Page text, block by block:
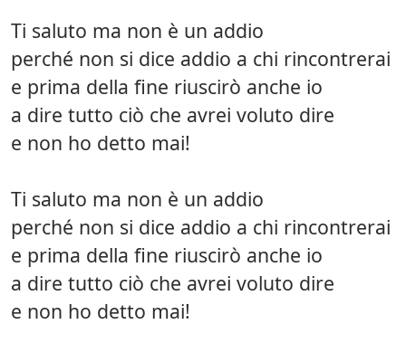
Ti saluto ma non è un addio
perché non si dice addio a chi rincontrerai
e prima della fine riuscirò anche io
a dire tutto ciò che avrei voluto dire
e non ho detto mai!
Ti saluto ma non è un addio
perché non si dice addio a chi rincontrerai
e prima della fine riuscirò anche io
a dire tutto ciò che avrei voluto dire
e non ho detto mai!